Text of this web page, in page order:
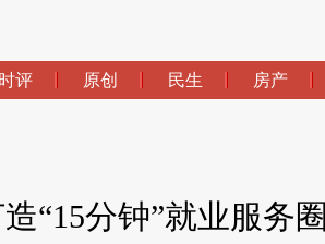
时评 原创 民生 房产
“15分钟”就业服务圈